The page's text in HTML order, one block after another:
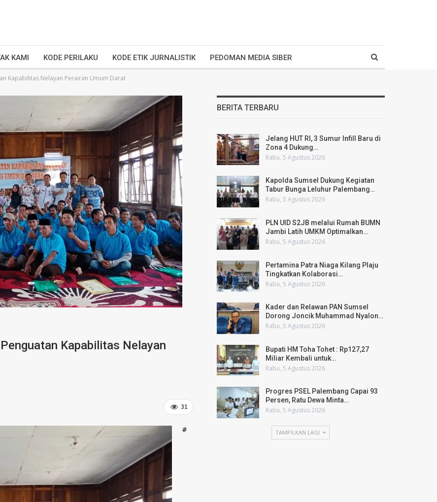
KAMI KODE PERILAKU KODE ETIK JURNALISTIK PEDOMAN MEDIA SIBER
Kapabilitas Nelayan Perairan Umum Darat
Kapabilitas Nelayan
31
#
BERITA TERBARU
Jelang HUT RI, 3 Sumur Infill Baru di
Zona 4 Dukung…
Rabu, 5 Agustus 2026
Kapolda Sumsel Dukung Kegiatan
Tabur Bunga Leluhur Palembang…
Rabu, 5 Agustus 2026
PLN UID S2JB melalui Rumah BUMN
Jambi Latih UMKM Optimalkan…
Rabu, 5 Agustus 2026
Pertamina Patra Niaga Kilang Plaju
Tingkatkan Kolaborasi…
Rabu, 5 Agustus 2026
Kader dan Relawan PAN Sumsel
Dorong Joncik Muhammad Nyalon…
Rabu, 5 Agustus 2026
Bupati HM Toha Tohet : Rp127,27
Miliar Kembali untuk…
Rabu, 5 Agustus 2026
Progres PSEL Palembang Capai 93
Persen, Ratu Dewa Minta…
Rabu, 5 Agustus 2026
TAMPILKAN LAGI